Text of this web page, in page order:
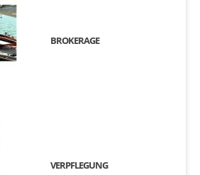
BROKERAGE
VERPFLEGUNG